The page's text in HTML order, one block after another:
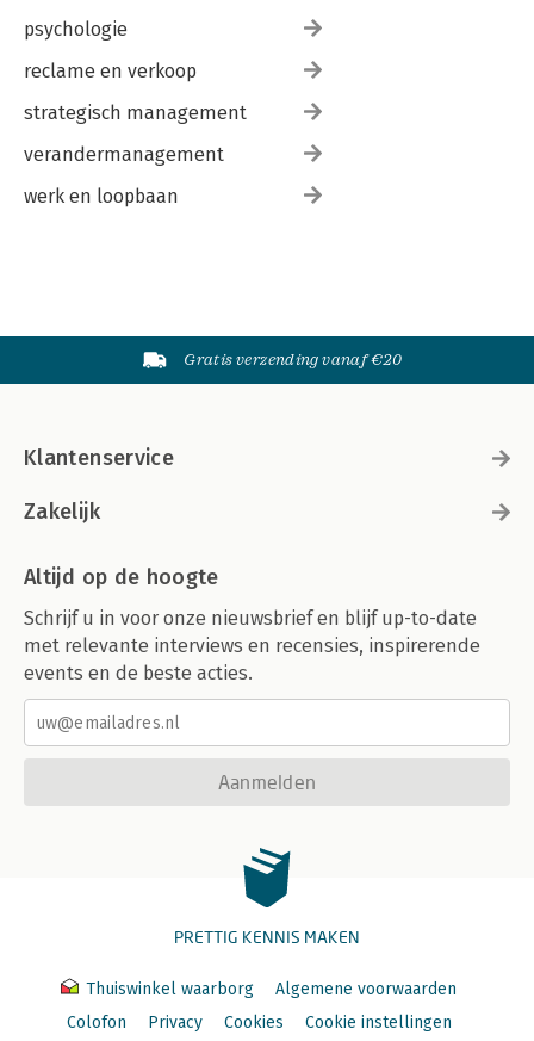
psychologie
reclame en verkoop
strategisch management
verandermanagement
werk en loopbaan
Gratis verzending vanaf €20
Klantenservice
Zakelijk
Altijd op de hoogte
Schrijf u in voor onze nieuwsbrief en blijf up-to-date
met relevante interviews en recensies, inspirerende
events en de beste acties.
Aanmelden
PRETTIG KENNIS MAKEN
Thuiswinkel waarborg
Algemene voorwaarden
Colofon
Privacy Cookies Cookie instellingen